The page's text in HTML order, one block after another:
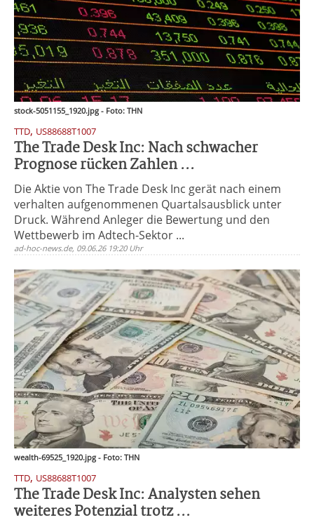
stock-5051155_1920.jpg - Foto: THN
TTD, US88688T1007
The Trade Desk Inc: Nach schwacher
Prognose rücken Zahlen ...
Die Aktie von The Trade Desk Inc gerät nach einem
verhalten aufgenommenen Quartalsausblick unter
Druck. Während Anleger die Bewertung und den
Wettbewerb im Adtech-Sektor ...
ad-hoc-news.de, 09.06.26 19:20 Uhr
wealth-69525_1920.jpg - Foto: THN
TTD, US88688T1007
The Trade Desk Inc: Analysten sehen
weiteres Potenzial trotz ...